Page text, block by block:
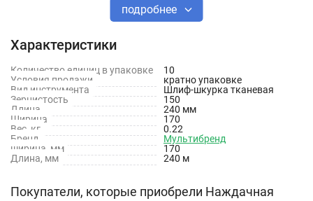
Форма: прямоугольная
Крепление: зажим
Количество отверстий: без отверстий
Назначение: универсальная
Водостойкость: да
Универсальный размер: 170х240
Основа: тканевая
Количество в упаковке: 10 шт
подробнее
Характеристики
Количество единиц в упаковке
10
Условия продажи
кратно упаковке
Вид инструмента
Шлиф-шкурка тканевая
Зернистость
150
Длина
240 мм
Ширина
170
Вес, кг
0.22
Бренд
Мультибренд
ширина, мм
170
Длина, мм
240 м
Покупатели, которые приобрели Наждачная